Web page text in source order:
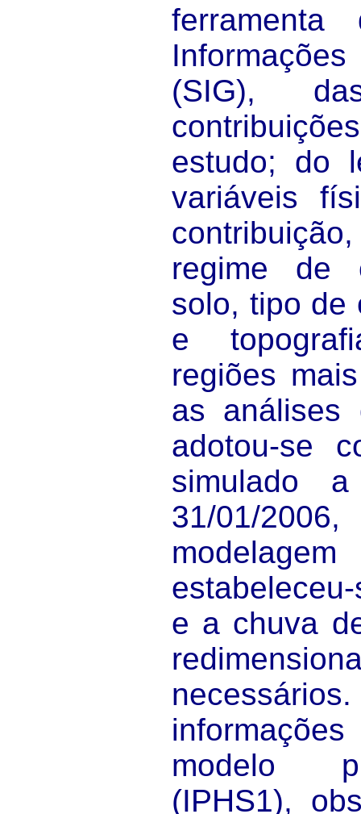
(SIG),
estudo; do
variáveis
regime de
solo, tipo de
e
regiões
as análises
adotou-se
simulado
31/01/
modelagem
e a chuva
modelo
(IPHS1),